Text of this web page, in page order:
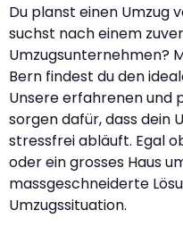
Du planst einen Umzug
suchst nach einem
Umzugsunternehmen?
Bern findest du den
Unsere erfahrenen und
sorgen dafür, dass dein
stressfrei abläuft. Egal
oder ein grosses Haus
massgeschneiderte
Umzugssituation.